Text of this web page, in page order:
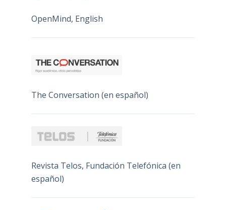
OpenMind, English
The Conversation (en español)
Revista Telos, Fundación Telefónica (en
español)